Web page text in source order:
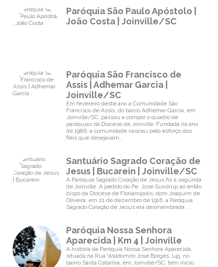
Paróquia São Paulo Apóstolo |
João Costa | Joinville/SC
Paróquia São Francisco de
Assis | Adhemar Garcia |
Joinville/SC
Em fevereiro deste ano a Comunidade São
Francisco de Assis, do bairro Adhemar Garcia, em
Joinville/SC, passou a compor o quadro de
paróquias da Diocese de Joinville. Fundada no ano
de 1986, a comunidade nasceu pelo esforço dos
fiéis que desejavam...
Santuário Sagrado Coração de
Jesus | Bucarein | Joinville/SC
A Paróquia Sagrado Coração de Jesus foi a segunda
de Joinville. A pedido do Pe. José Sundrup ao então
bispo da Diocese de Florianópolis, dom Joaquim de
Oliveira, em 21 de dezembro de 1916, a Paróquia
Sagrado Coração de Jesus era desmembrada ...
Paróquia Nossa Senhora
Aparecida | Km 4 | Joinville
A história da Paróquia Nossa Senhora Aparecida,
situada na Rua Waldomiro José Borges, 145, no
bairro Santa Catarina, em Joinville/SC, tem início